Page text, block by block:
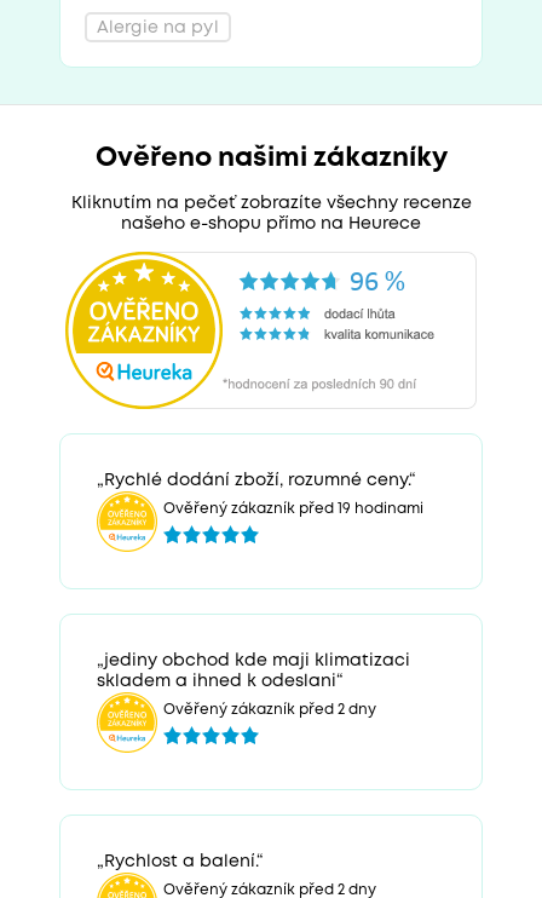
Alergie na pyl
Ověřeno našimi zákazníky
Kliknutím na pečeť zobrazíte všechny recenze
našeho e-shopu přímo na Heurece
„Rychlé dodání zboží, rozumné ceny.“
Ověřený zákazník před 19 hodinami
„jediny obchod kde maji klimatizaci
skladem a ihned k odeslani“
Ověřený zákazník před 2 dny
„Rychlost a balení.“
Ověřený zákazník před 2 dny